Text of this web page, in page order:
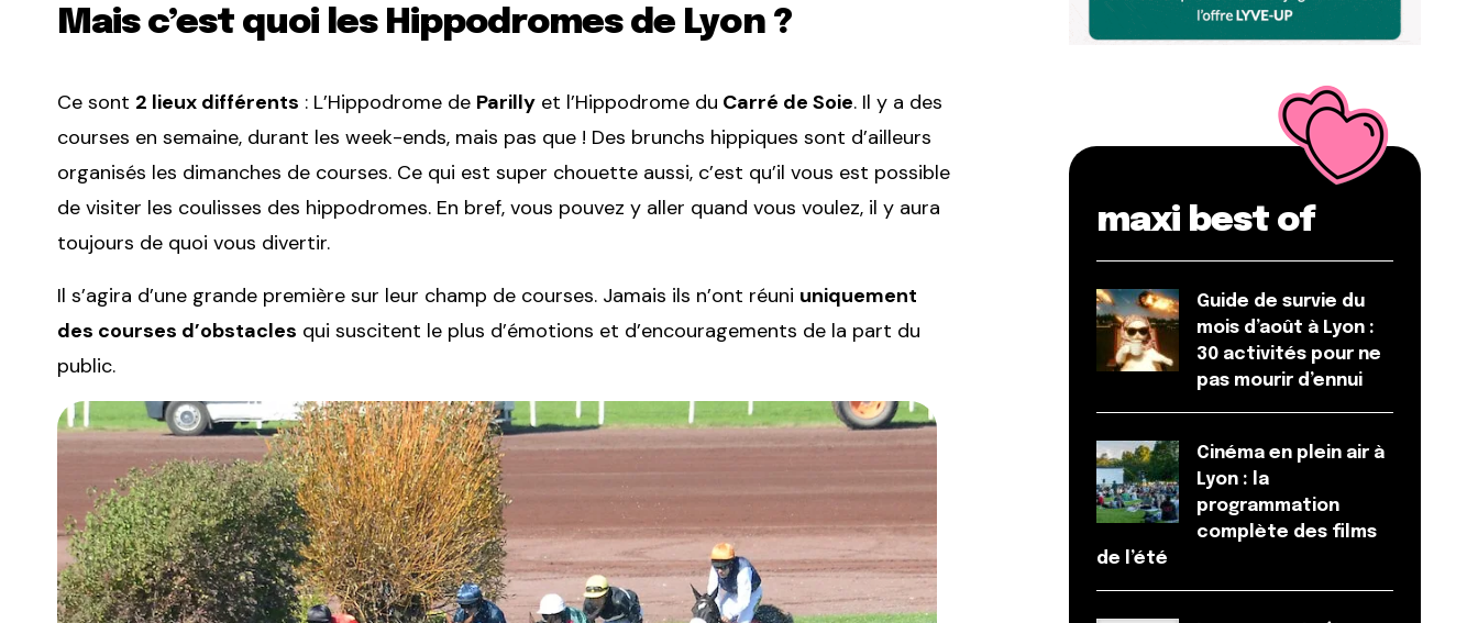
Mais c’est quoi les Hippodromes de Lyon ?
Ce sont 2 lieux différents : L’Hippodrome de Parilly et l’Hippodrome du Carré de Soie. Il y a des
courses en semaine, durant les week-ends, mais pas que ! Des brunchs hippiques sont d’ailleurs
organisés les dimanches de courses. Ce qui est super chouette aussi, c’est qu’il vous est possible
de visiter les coulisses des hippodromes. En bref, vous pouvez y aller quand vous voulez, il y aura
toujours de quoi vous divertir.
Il s’agira d’une grande première sur leur champ de courses. Jamais ils n’ont réuni uniquement
des courses d’obstacles qui suscitent le plus d’émotions et d’encouragements de la part du
public.
maxi best of
Guide de survie du
mois d’août à Lyon :
30 activités pour ne
pas mourir d’ennui
Cinéma en plein air à
Lyon : la
programmation
complète des films
de l’été